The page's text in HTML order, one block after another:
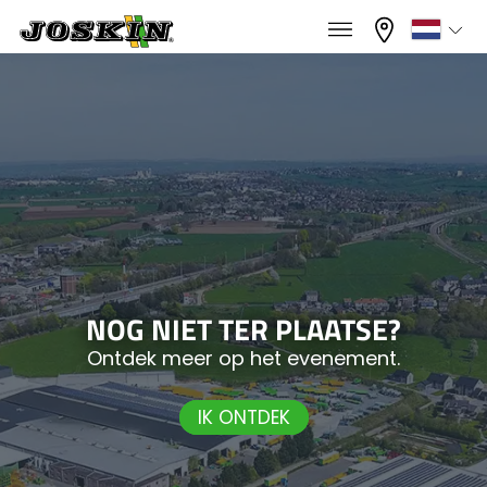
Menu
GAMMA
GROEP
VINDEN & KOPEN
×
×
Français
English
Nederlands
Deutsch
Español
NOG NIET TER PLAATSE?
Ontdek meer op het evenement.
IK ONTDEK